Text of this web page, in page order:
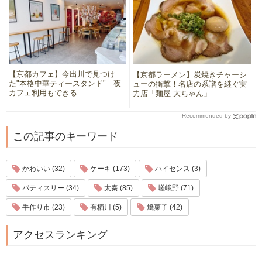
【京都カフェ】今出川で見つけ
た"本格中華ティースタンド" 夜
カフェ利用もできる
【京都ラーメン】炭焼きチャーシ
ューの衝撃！名店の系譜を継ぐ実
力店「麺屋 大ちゃん」
Recommended by
この記事のキーワード
かわいい (32) ケーキ (173) ハイセンス (3)
パティスリー (34) 太秦 (85) 嵯峨野 (71)
手作り市 (23) 有栖川 (5) 焼菓子 (42)
アクセスランキング